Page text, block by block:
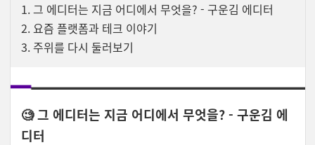
1. 그 에디터는 지금 어디에서 무엇을? - 구운김 에디터
2. 요즘 플랫폼과 테크 이야기
3. 주위를 다시 둘러보기
🧐 그 에디터는 지금 어디에서 무엇을? - 구운김 에
디터